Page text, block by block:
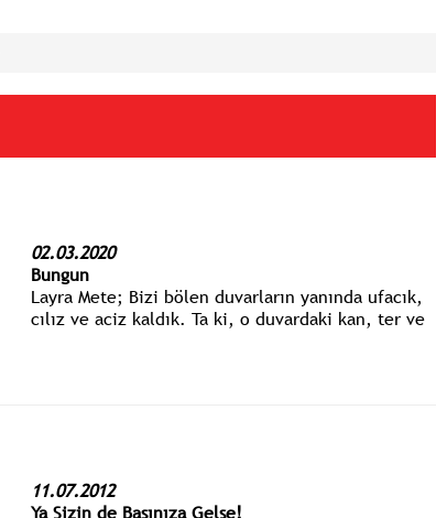
02.03.2020
Bungun
Layra Mete; Bizi bölen duvarların yanında ufacık,
cılız ve aciz kaldık. Ta ki, o duvardaki kan, ter ve
11.07.2012
Ya Sizin de Başınıza Gelse!